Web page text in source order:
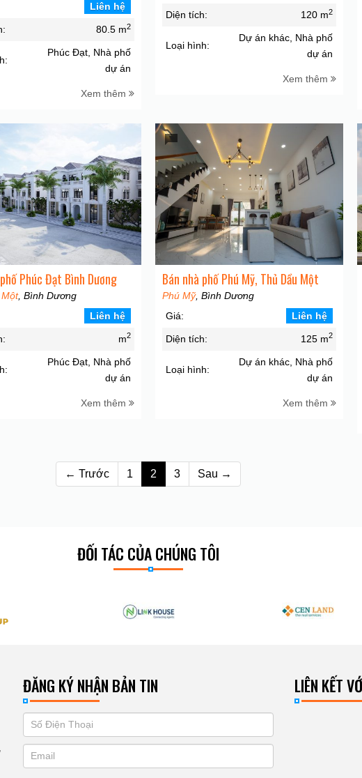
Liên hệ
80.5 m2
Phúc Đạt, Nhà phố
dự án
Xem thêm
Diện tích: 120 m2
Loại hình:
Dự án khác, Nhà phố
dự án
Xem thêm
Phúc Đạt Bình Dương
, Bình Dương
Liên hệ
m2
Phúc Đạt, Nhà phố
dự án
Xem thêm
Bán nhà phố Phú Mỹ, Thủ Dầu Một
Phú Mỹ, Bình Dương
Giá:
Liên hệ
Diện tích: 125 m2
Loại hình:
Dự án khác, Nhà phố
dự án
Xem thêm
← Trước 1 2 3 Sau →
ĐỐI TÁC CỦA CHÚNG TÔI
ĐĂNG KÝ NHẬN BẢN TIN
ĐĂNG
KÝ
NHẬN
you
are
human,
LIÊN KẾT